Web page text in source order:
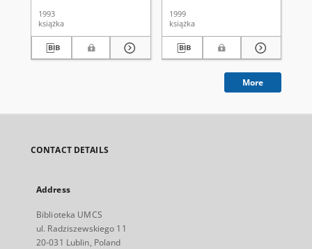
1993
książka
1999
książka
More
CONTACT DETAILS
Address
Biblioteka UMCS
ul. Radziszewskiego 11
20-031 Lublin, Poland